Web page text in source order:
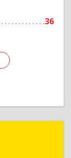
36